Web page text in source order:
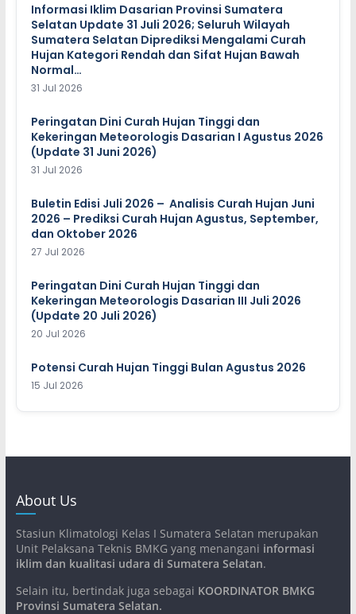
Informasi Iklim Dasarian Provinsi Sumatera
Selatan Update 31 Juli 2026; Seluruh Wilayah
Sumatera Selatan Diprediksi Mengalami Curah
Hujan Kategori Rendah dan Sifat Hujan Bawah
Normal…
31 Jul 2026
Peringatan Dini Curah Hujan Tinggi dan
Kekeringan Meteorologis Dasarian I Agustus 2026
(Update 31 Juni 2026)
31 Jul 2026
Buletin Edisi Juli 2026 – Analisis Curah Hujan Juni
2026 – Prediksi Curah Hujan Agustus, September,
dan Oktober 2026
27 Jul 2026
Peringatan Dini Curah Hujan Tinggi dan
Kekeringan Meteorologis Dasarian III Juli 2026
(Update 20 Juli 2026)
20 Jul 2026
Potensi Curah Hujan Tinggi Bulan Agustus 2026
15 Jul 2026
About Us
Stasiun Klimatologi Kelas I Sumatera Selatan merupakan
Unit Pelaksana Teknis BMKG yang menangani informasi
iklim dan kualitasi udara di Sumatera Selatan.
Selain itu, bertindak juga sebagai KOORDINATOR BMKG
Provinsi Sumatera Selatan.